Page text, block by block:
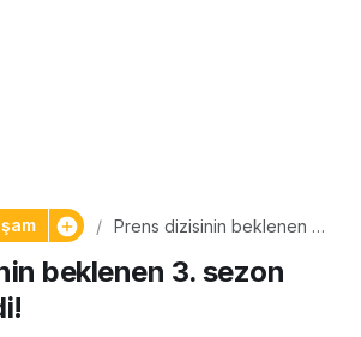
Prens dizisinin beklenen 3.
beklenen 3. sezon